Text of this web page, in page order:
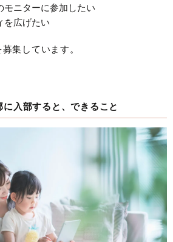
モニターに参加したい
を広げたい
集しています。
入部すると、できること